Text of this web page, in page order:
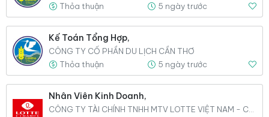
Thỏa thuận
5 ngày trước
Kế Toán Tổng Hợp,
CÔNG TY CỔ PHẦN DU LỊCH CẦN THƠ
Thỏa thuận
5 ngày trước
Nhân Viên Kinh Doanh,
CÔNG TY TÀI CHÍNH TNHH MTV LOTTE VIỆT NAM - CHI NHÁNH AN GIANG